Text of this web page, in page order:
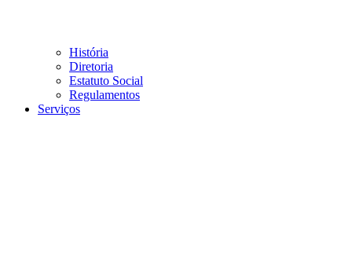
História
Diretoria
Estatuto Social
Regulamentos
Serviços